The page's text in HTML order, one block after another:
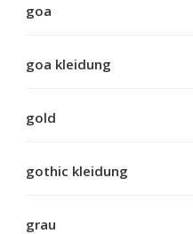
goa
goa kleidung
gold
gothic kleidung
grau